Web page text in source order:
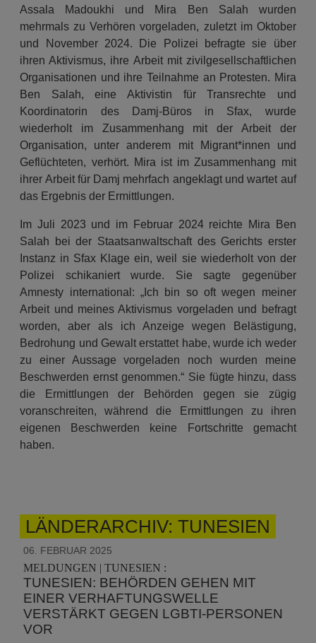
Assala Madoukhi und Mira Ben Salah wurden
mehrmals zu Verhören vorgeladen, zuletzt im Oktober
und November 2024. Die Polizei befragte sie über
ihren Aktivismus, ihre Arbeit mit zivilgesellschaftlichen
Organisationen und ihre Teilnahme an Protesten. Mira
Ben Salah, eine Aktivistin für Transrechte und
Koordinatorin des Damj-Büros in Sfax, wurde
wiederholt im Zusammenhang mit der Arbeit der
Organisation, unter anderem mit Migrant*innen und
Geflüchteten, verhört. Mira ist im Zusammenhang mit
ihrer Arbeit für Damj mehrfach angeklagt und wartet auf
das Ergebnis der Ermittlungen.
Im Juli 2023 und im Februar 2024 reichte Mira Ben
Salah bei der Staatsanwaltschaft des Gerichts erster
Instanz in Sfax Klage ein, weil sie wiederholt von der
Polizei schikaniert wurde. Sie sagte gegenüber
Amnesty international: „Ich bin so oft wegen meiner
Arbeit und meines Aktivismus vorgeladen und befragt
worden, aber als ich Anzeige wegen Belästigung,
Bedrohung und Gewalt erstattet habe, wurde ich weder
zu einer Aussage vorgeladen noch wurden meine
Beschwerden ernst genommen.“ Sie fügte hinzu, dass
die Ermittlungen der Behörden gegen sie zügig
voranschreiten, während die Ermittlungen zu ihren
eigenen Beschwerden keine Fortschritte gemacht
haben.
LÄNDERARCHIV: TUNESIEN
06. FEBRUAR 2025
MELDUNGEN | TUNESIEN :
TUNESIEN: BEHÖRDEN GEHEN MIT
EINER VERHAFTUNGSWELLE
VERSTÄRKT GEGEN LGBTI-PERSONEN
VOR